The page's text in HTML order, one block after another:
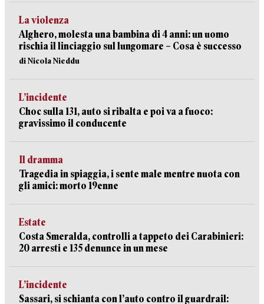
La violenza
Alghero, molesta una bambina di 4 anni: un uomo
rischia il linciaggio sul lungomare – Cosa è successo
di Nicola Nieddu
L’incidente
Choc sulla 131, auto si ribalta e poi va a fuoco:
gravissimo il conducente
Il dramma
Tragedia in spiaggia, i sente male mentre nuota con
gli amici: morto 19enne
Estate
Costa Smeralda, controlli a tappeto dei Carabinieri:
20 arresti e 135 denunce in un mese
L’incidente
Sassari, si schianta con l’auto contro il guardrail: